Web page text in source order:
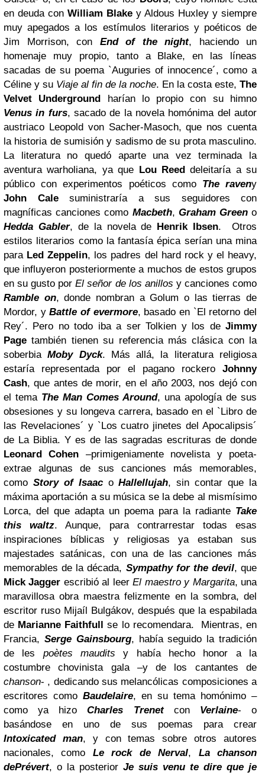
en deuda con William Blake y Aldous Huxley y siempre
muy apegados a los estímulos literarios y poéticos de
Jim Morrison, con End of the night, haciendo un
homenaje muy propio, tanto a Blake, en las líneas
sacadas de su poema `Auguries of innocence´, como a
Céline y su Viaje al fin de la noche. En la costa este, The
Velvet Underground harían lo propio con su himno
Venus in furs, sacado de la novela homónima del autor
austriaco Leopold von Sacher-Masoch, que nos cuenta
la historia de sumisión y sadismo de su prota masculino.
La literatura no quedó aparte una vez terminada la
aventura warholiana, ya que Lou Reeddeleitaría a su
público con experimentos poéticos como The raveny
John Calesuministraría a sus seguidores con
magníficas canciones como Macbeth, Graham Greeno
Hedda Gabler, de la novela de Henrik Ibsen.
Otros
estilos literarios como la fantasía épica serían una mina
para Led Zeppelin, los padres del hard rock y el heavy,
que influyeron posteriormente a muchos de estos grupos
en su gusto porEl señor de los anillos y canciones como
Ramble on, donde nombran a Golum o las tierras de
Mordor, yBattle of evermore, basado en `El retorno del
Rey´. Pero no todo iba a ser Tolkien y los de Jimmy
Page también tienen su referencia más clásica con la
soberbiaMobyDyck. Más allá, la literatura religiosa
estaría representada por el pagano rockero Johnny
Cash, que antes de morir, en el año 2003, nos dejó con
el tema The Man Comes Around, una apología de sus
obsesiones y su longeva carrera, basado en el `Libro de
las Revelaciones´ y `Los cuatro jinetes del Apocalipsis´
de La Biblia. Y es de las sagradas escrituras de donde
Leonard Cohen –primigeniamente novelista y poeta-
extrae algunas de sus canciones más memorables,
como Story of IsaacoHallellujah, sin contar que la
máxima aportación a su música se la debe al mismísimo
Lorca, del que adapta un poema para la radiante Take
this waltz. Aunque, para contrarrestar todas esas
inspiraciones bíblicas y religiosas ya estaban sus
majestades satánicas, con una de las canciones más
memorables de la década, Sympathy for the devil, que
Mick Jagger escribió al leerEl maestro y Margarita, una
maravillosa obra maestra felizmente en la sombra, del
escritor ruso Mijaíl Bulgákov, después que la espabilada
de Marianne Faithfull se lo recomendara.
Mientras, en
Francia, Serge Gainsbourg, había seguido la tradición
de les poètes maudits y había hecho honor a la
costumbre chovinista gala –y de los cantantes de
chanson- , dedicando sus melancólicas composiciones a
escritores como Baudelaire, en su tema homónimo –
como ya hizoCharles Trenet con Verlaine- o
basándose en uno de sus poemas para crear
Intoxicated man, y con temas sobre otros autores
nacionales, como Le rock de Nerval, La chanson
dePrévert, o la posterior Je suis venu te dire que je